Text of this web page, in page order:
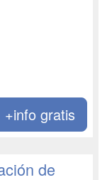
+info gratis
de